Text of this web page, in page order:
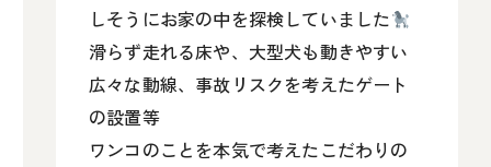
しそうにお家の中を探検していました
滑らず走れる床や、大型犬も動きやすい
広々な動線、事故リスクを考えたゲート
の設置等
ワンコのことを本気で考えたこだわりの